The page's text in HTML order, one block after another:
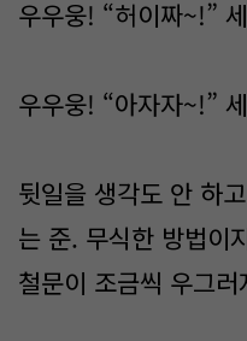
우우웅! “허이짜~!”
우우웅! “아자자~!”
뒷일을 생각도 안 하
는 준. 무식한 방법이
철문이 조금씩 우그